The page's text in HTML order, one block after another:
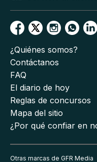
¿Quiénes somos?
Contáctanos
FAQ
El diario de hoy
Reglas de concursos
Mapa del sitio
¿Por qué confiar en
Otras marcas de GFR Media